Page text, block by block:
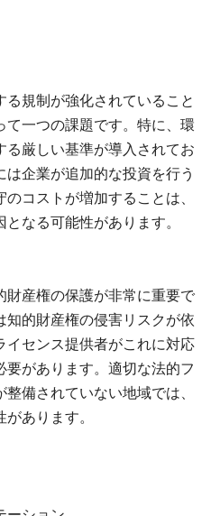
規制が強化されていること
て一つの課題です。特に、環
る厳しい基準が導入されてお
は企業が追加的な投資を行う
コストが増加することは、
なる可能性があります。
財産権の保護が非常に重要で
知的財産権の侵害リスクが依
イセンス提供者がこれに対応
があります。適切な法的フ
備されていない地域では、
あります。